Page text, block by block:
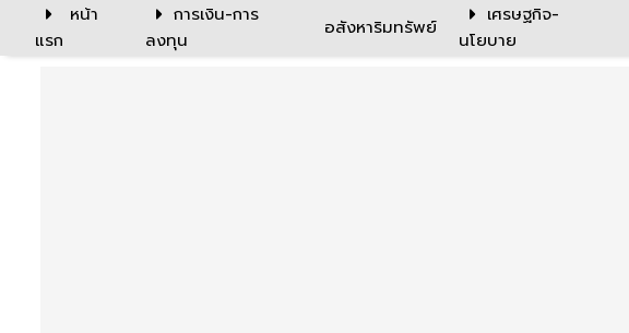
หน้า
แรก
การเงิน-การ
ลงทุน
อสังหาริมทรัพย์
เศรษฐกิจ-
นโยบาย